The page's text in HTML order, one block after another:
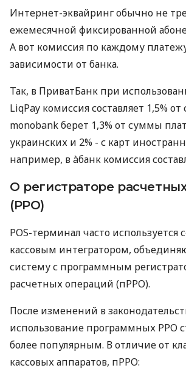
Интернет-эквайринг обычно не
ежемесячной фиксированной
А вот комиссия по каждому
зависимости от банка.
Так, в ПриватБанк при
LiqPay комиссия составляет 1,5%
monobank берет 1,3% от суммы
украинских и 2% - с карт
например, в àбанк комиссия
О регистраторе
(РРО)
POS-терминал часто используется
кассовым интегратором,
систему с программным
расчетных операций (пРРО).
После изменений в
использование программных РРО
более популярным. В отличие от
кассовых аппаратов, пРРО: